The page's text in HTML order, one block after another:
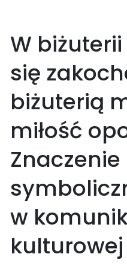
W
się
biżuterią
miłość
Znaczenie
w
kulturowej